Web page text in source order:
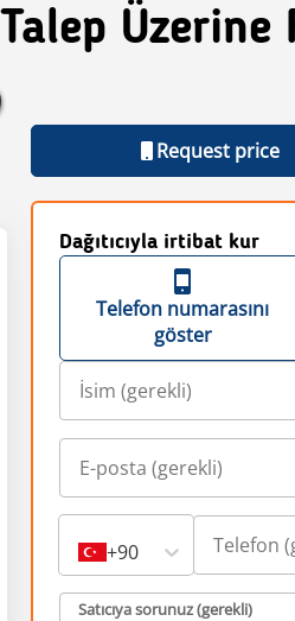
Talep Üzerine
Request price
Dağıtıcıyla irtibat kur
Telefon numarasını
göster
+90
Satıcıya sorunuz (gerekli)